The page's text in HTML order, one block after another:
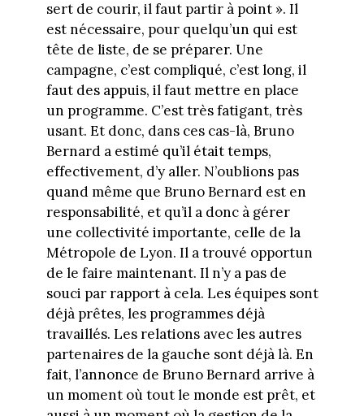
sert de courir, il faut partir à point ». Il
est nécessaire, pour quelqu’un qui est
tête de liste, de se préparer. Une
campagne, c’est compliqué, c’est long, il
faut des appuis, il faut mettre en place
un programme. C’est très fatigant, très
usant. Et donc, dans ces cas-là, Bruno
Bernard a estimé qu’il était temps,
effectivement, d’y aller. N’oublions pas
quand même que Bruno Bernard est en
responsabilité, et qu’il a donc à gérer
une collectivité importante, celle de la
Métropole de Lyon. Il a trouvé opportun
de le faire maintenant. Il n’y a pas de
souci par rapport à cela. Les équipes sont
déjà prêtes, les programmes déjà
travaillés. Les relations avec les autres
partenaires de la gauche sont déjà là. En
fait, l’annonce de Bruno Bernard arrive à
un moment où tout le monde est prêt, et